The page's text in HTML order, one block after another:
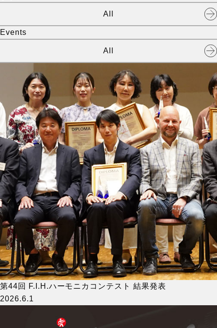
All
Events
All
第44回 F.I.H.ハーモニカコンテスト 結果発表
2026.6.1